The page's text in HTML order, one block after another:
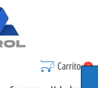
Carrito 0